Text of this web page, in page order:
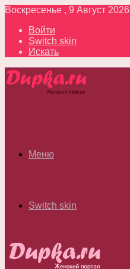
Воскресенье , 9 Август 2026
Войти
Switch skin
Искать
Меню
Switch skin